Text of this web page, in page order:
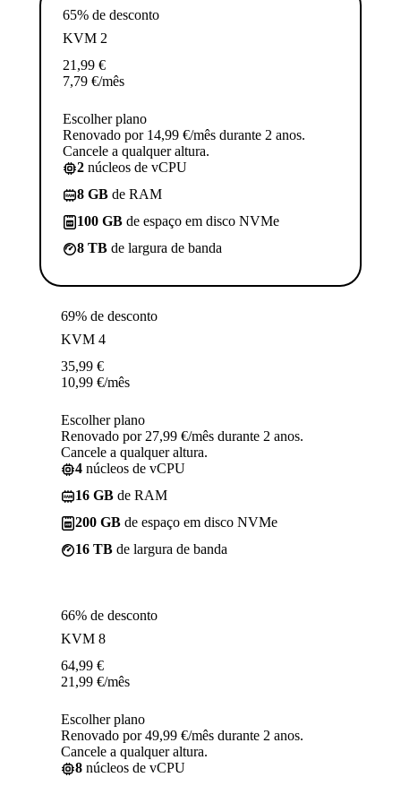
65% de desconto
KVM 2
21,99 €
7,79 €/mês
Escolher plano
Renovado por 14,99 €/mês durante 2 anos.
Cancele a qualquer altura.
2 núcleos de vCPU
8 GB de RAM
100 GB de espaço em disco NVMe
8 TB de largura de banda
69% de desconto
KVM 4
35,99 €
10,99 €/mês
Escolher plano
Renovado por 27,99 €/mês durante 2 anos.
Cancele a qualquer altura.
4 núcleos de vCPU
16 GB de RAM
200 GB de espaço em disco NVMe
16 TB de largura de banda
66% de desconto
KVM 8
64,99 €
21,99 €/mês
Escolher plano
Renovado por 49,99 €/mês durante 2 anos.
Cancele a qualquer altura.
8 núcleos de vCPU